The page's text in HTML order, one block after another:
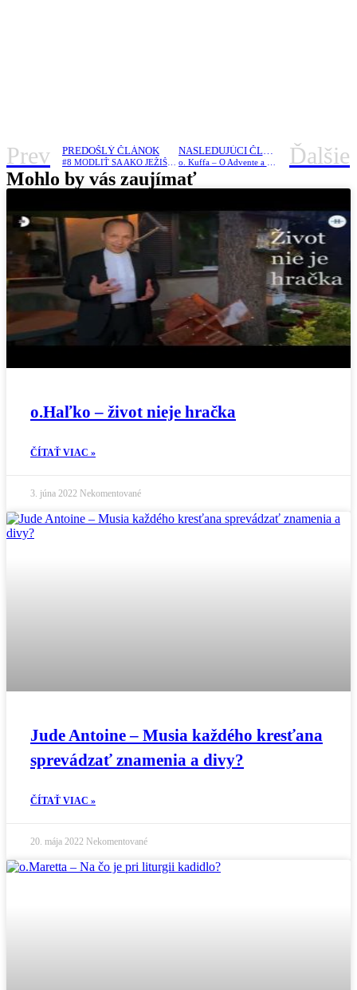
Prev PREDOŠLÝ ČLÁNOK NASLEDUJÚCI ČLÁNOK Ďalšie
Mohlo by vás zaujímať
o.Haľko – život nieje hračka
ČÍTAŤ VIAC »
3. júna 2022 Nekomentované
Jude Antoine – Musia každého kresťana
sprevádzať znamenia a divy?
ČÍTAŤ VIAC »
20. mája 2022 Nekomentované